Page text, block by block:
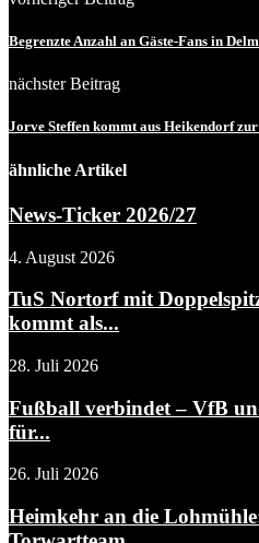
Begrenzte Anzahl an Gäste-Fans in
nächster Beitrag
Jorve Steffen kommt aus Heikendorf
ähnliche Artikel
News-Ticker 2026/27
4. August 2026
TuS Nortorf mit
kommt als...
28. Juli 2026
Fußball verbindet – VfB
für...
26. Juli 2026
Heimkehr an die